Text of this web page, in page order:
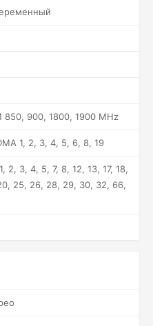
850, 900, 1800, 1900 MHz
1, 2, 3, 4, 5, 6, 8, 19
2, 3, 4, 5, 7, 8, 12, 13, 17, 18,
25, 26, 28, 29, 30, 32, 66,